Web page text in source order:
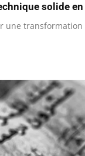
solide en
une